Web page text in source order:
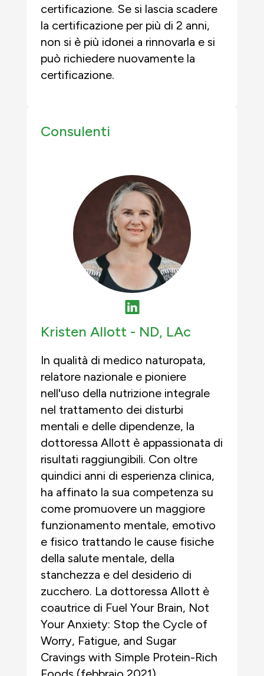
certificazione. Se si lascia scadere
la certificazione per più di 2 anni,
non si è più idonei a rinnovarla e si
può richiedere nuovamente la
certificazione.
Consulenti
Kristen Allott - ND, LAc
In qualità di medico naturopata,
relatore nazionale e pioniere
nell'uso della nutrizione integrale
nel trattamento dei disturbi
mentali e delle dipendenze, la
dottoressa Allott è appassionata di
risultati raggiungibili. Con oltre
quindici anni di esperienza clinica,
ha affinato la sua competenza su
come promuovere un maggiore
funzionamento mentale, emotivo
e fisico trattando le cause fisiche
della salute mentale, della
stanchezza e del desiderio di
zucchero. La dottoressa Allott è
coautrice di Fuel Your Brain, Not
Your Anxiety: Stop the Cycle of
Worry, Fatigue, and Sugar
Cravings with Simple Protein-Rich